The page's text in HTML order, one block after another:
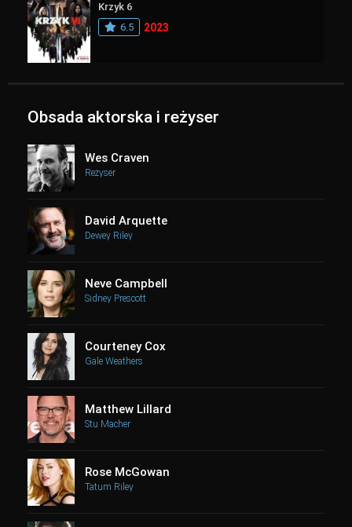
Krzyk 6
6.5
2023
Obsada aktorska i reżyser
Wes Craven
Reżyser
David Arquette
Dewey Riley
Neve Campbell
Sidney Prescott
Courteney Cox
Gale Weathers
Matthew Lillard
Stu Macher
Rose McGowan
Tatum Riley